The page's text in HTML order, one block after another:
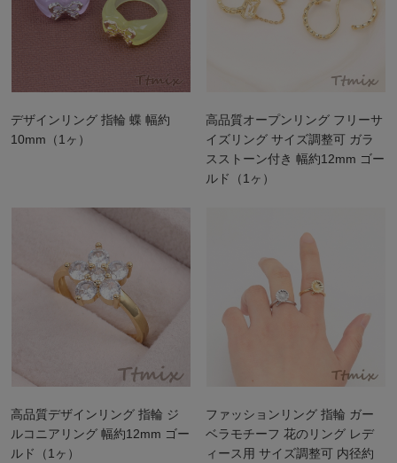
デザインリング 指輪 蝶 幅約
10mm（1ヶ）
高品質オープンリング フリーサ
イズリング サイズ調整可 ガラ
スストーン付き 幅約12mm ゴー
ルド（1ヶ）
高品質デザインリング 指輪 ジ
ルコニアリング 幅約12mm ゴー
ルド（1ヶ）
ファッションリング 指輪 ガー
ベラモチーフ 花のリング レデ
ィース用 サイズ調整可 内径約